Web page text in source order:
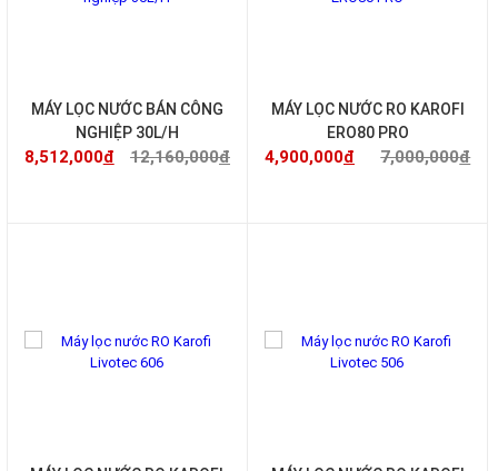
MÁY LỌC NƯỚC BÁN CÔNG
NGHIỆP 30L/H
8,512,000đ 12,160,000đ
MÁY LỌC NƯỚC RO KAROFI
ERO80 PRO
4,900,000đ 7,000,000đ